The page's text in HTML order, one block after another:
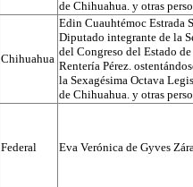
de Chihuahua. y otras
Chihuahua
Edin Cuauhtémoc Estrada
Diputado integrante de la
del Congreso del Estado
Rentería Pérez.
la Sexagésima Octava
de Chihuahua. y otras
Federal Eva Verónica de Gyves